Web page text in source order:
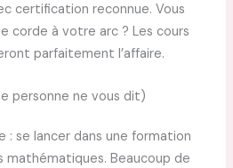
certification reconnue. Vous
corde à votre arc ? Les cours
parfaitement l’affaire.
personne ne vous dit)
: se lancer dans une formation
mathématiques. Beaucoup de